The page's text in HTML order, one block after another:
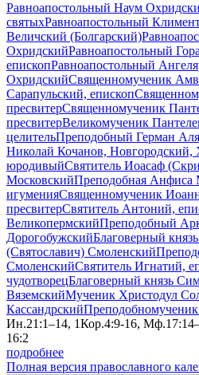
Равноапостольный Наум
святыхРавноапостольный
Величский (Болгарский)
ОхридскийРавноапостольный
епископРавноапостольный
ОхридскийСвященномученик
Сарапульский, епископ
пресвитерСвященномученик
пресвитерВеликомученик
целительПреподобный Герман
Николай Кочанов, Новгородский,
юродивыйСвятитель Иоасаф
МосковскийПреподобная Анфиса
игуменияСвященномученик
пресвитерСвятитель Антоний,
ВеликопермскийПреподобный
ДорогобужскийБлаговерный
(Святославич) Смоленский
СмоленскийСвятитель Игнатий,
чудотворецБлаговерный князь
ВяземскийМученик Христодул
Кассандрский
Ин.21:1–14, 1Кор.4:9-16,
16:2
подробнее
Полная версия православного